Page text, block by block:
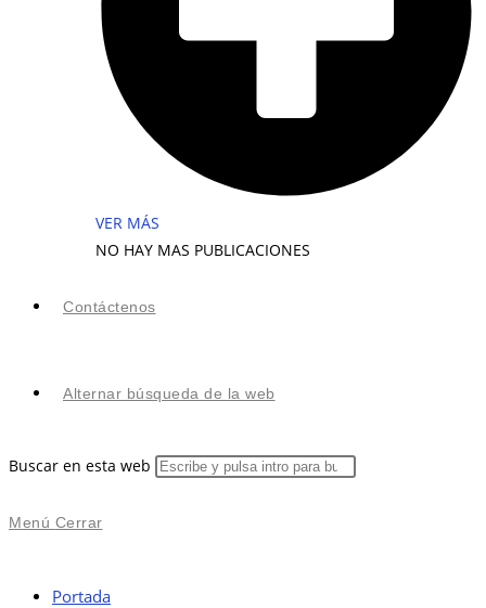
VER MÁS
NO HAY MAS PUBLICACIONES
Contáctenos
Alternar búsqueda de la web
Buscar en esta web
Menú Cerrar
Portada